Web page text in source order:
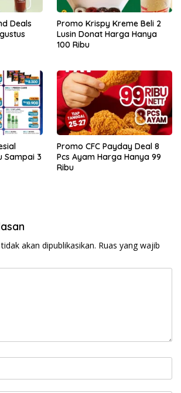
Deals
Promo Krispy Kreme Beli 2
Lusin Donat Harga Hanya
100 Ribu
Sampai 3
Promo CFC Payday Deal 8
Pcs Ayam Harga Hanya 99
Ribu
akan dipublikasikan. Ruas yang wajib